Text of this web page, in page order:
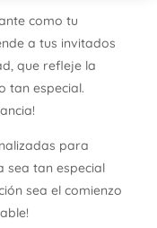
como tu
a tus invitados
que refleje la
tan especial.
para
sea tan especial
sea el comienzo